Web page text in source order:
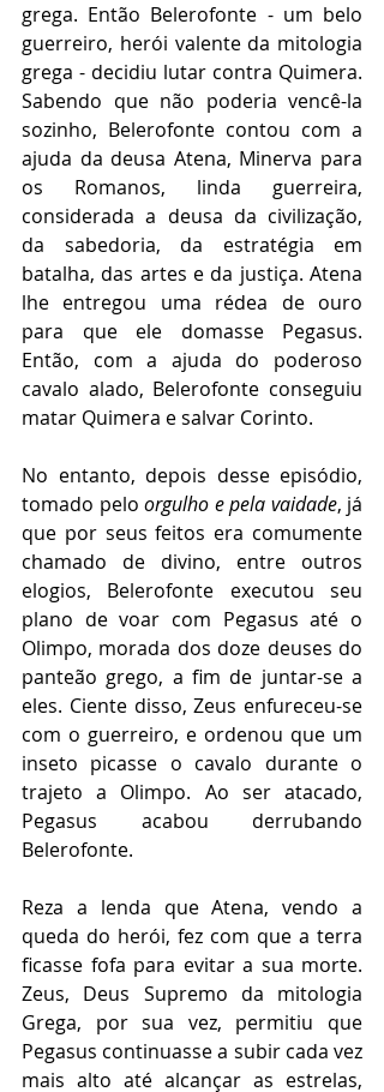
grega. Então Belerofonte - um belo
guerreiro, herói valente da mitologia
grega - decidiu lutar contra Quimera.
Sabendo que não poderia vencê-la
sozinho, Belerofonte contou com a
ajuda da deusa Atena, Minerva para
os Romanos, linda guerreira,
considerada a deusa da civilização,
da sabedoria, da estratégia em
batalha, das artes e da justiça. Atena
lhe entregou uma rédea de ouro
para que ele domasse Pegasus.
Então, com a ajuda do poderoso
cavalo alado, Belerofonte conseguiu
matar Quimera e salvar Corinto.
No entanto, depois desse episódio,
tomado pelo orgulho e pela vaidade, já
que por seus feitos era comumente
chamado de divino, entre outros
elogios, Belerofonte executou seu
plano de voar com Pegasus até o
Olimpo, morada dos doze deuses do
panteão grego, a fim de juntar-se a
eles. Ciente disso, Zeus enfureceu-se
com o guerreiro, e ordenou que um
inseto picasse o cavalo durante o
trajeto a Olimpo. Ao ser atacado,
Pegasus acabou derrubando
Belerofonte.
Reza a lenda que Atena, vendo a
queda do herói, fez com que a terra
ficasse fofa para evitar a sua morte.
Zeus, Deus Supremo da mitologia
Grega, por sua vez, permitiu que
Pegasus continuasse a subir cada vez
mais alto até alcançar as estrelas,